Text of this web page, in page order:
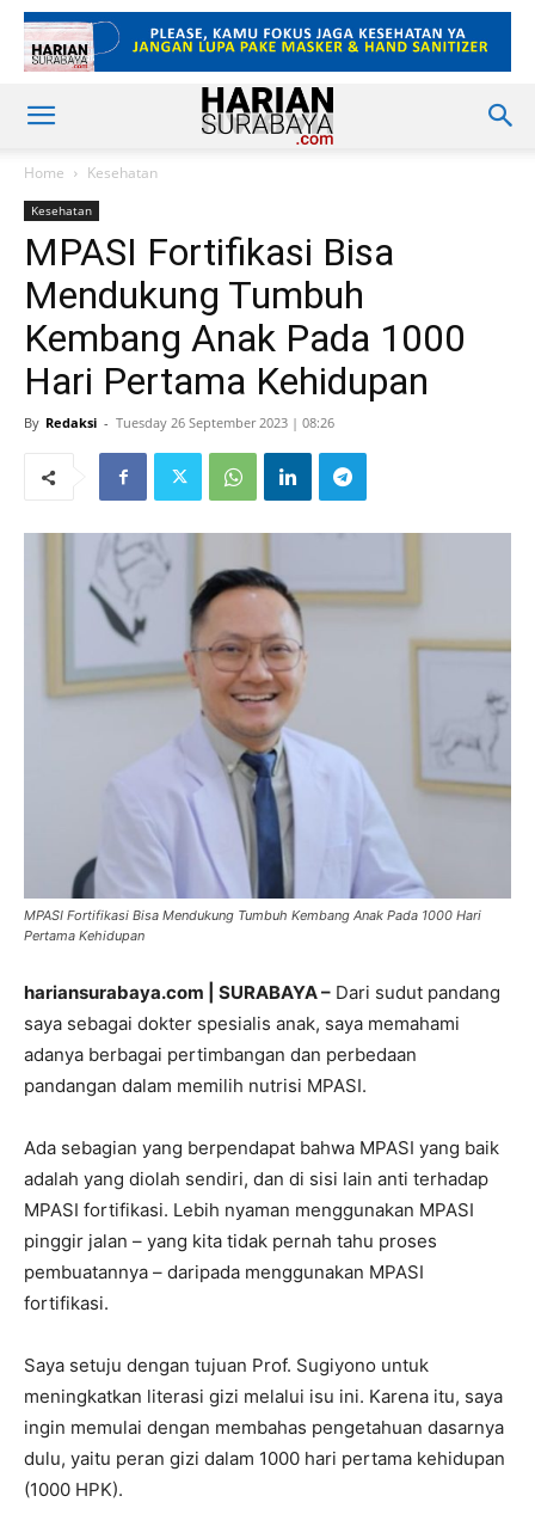
Home Kesehatan
Kesehatan
MPASI Fortifikasi Bisa
Mendukung Tumbuh
Kembang Anak Pada 1000
Hari Pertama Kehidupan
By Redaksi - Tuesday 26 September 2023 | 08:26
MPASI Fortifikasi Bisa Mendukung Tumbuh Kembang Anak Pada 1000 Hari
Pertama Kehidupan
hariansurabaya.com | SURABAYA – Dari sudut pandang
saya sebagai dokter spesialis anak, saya memahami
adanya berbagai pertimbangan dan perbedaan
pandangan dalam memilih nutrisi MPASI.
Ada sebagian yang berpendapat bahwa MPASI yang baik
adalah yang diolah sendiri, dan di sisi lain anti terhadap
MPASI fortifikasi. Lebih nyaman menggunakan MPASI
pinggir jalan – yang kita tidak pernah tahu proses
pembuatannya – daripada menggunakan MPASI
fortifikasi.
Saya setuju dengan tujuan Prof. Sugiyono untuk
meningkatkan literasi gizi melalui isu ini. Karena itu, saya
ingin memulai dengan membahas pengetahuan dasarnya
dulu, yaitu peran gizi dalam 1000 hari pertama kehidupan
(1000 HPK).